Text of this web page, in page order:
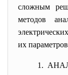
сложным
методов
их
1.